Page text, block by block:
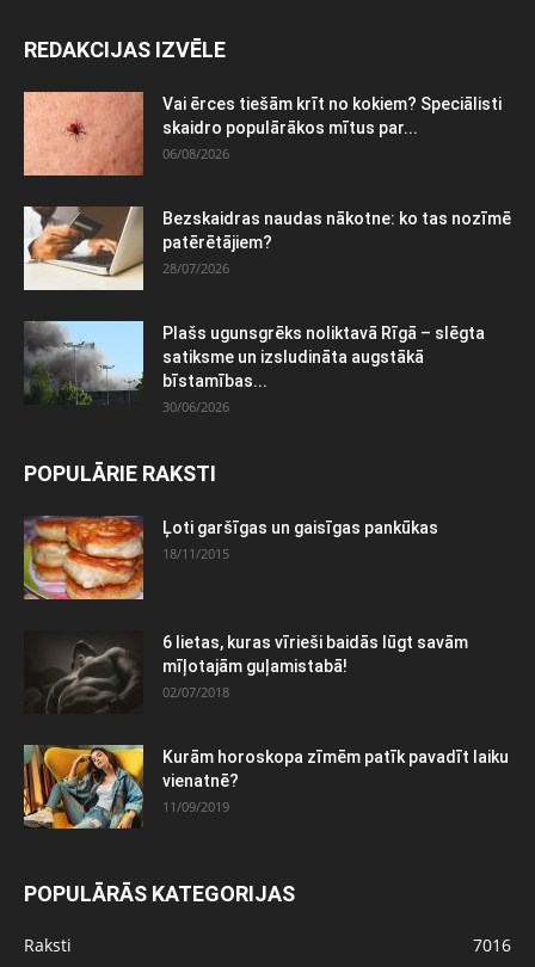
REDAKCIJAS IZVĒLE
Vai ērces tiešām krīt no kokiem? Speciālisti
skaidro populārākos mītus par...
06/08/2026
Bezskaidras naudas nākotne: ko tas nozīmē
patērētājiem?
28/07/2026
Plašs ugunsgrēks noliktavā Rīgā – slēgta
satiksme un izsludināta augstākā
bīstamības...
30/06/2026
POPULĀRIE RAKSTI
Ļoti garšīgas un gaisīgas pankūkas
18/11/2015
6 lietas, kuras vīrieši baidās lūgt savām
mīļotajām guļamistabā!
02/07/2018
Kurām horoskopa zīmēm patīk pavadīt laiku
vienatnē?
11/09/2019
POPULĀRĀS KATEGORIJAS
Raksti
7016